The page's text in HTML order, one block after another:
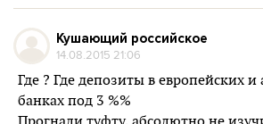
Кушающий российское
14.08.2015 21:06
Где ? Где депозиты в европейских и
банках под 3 %%